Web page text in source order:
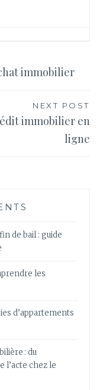
immobilier
NEXT POST
immobilier en
ligne
de bail : guide
les
d’appartements
: du
l’acte chez le